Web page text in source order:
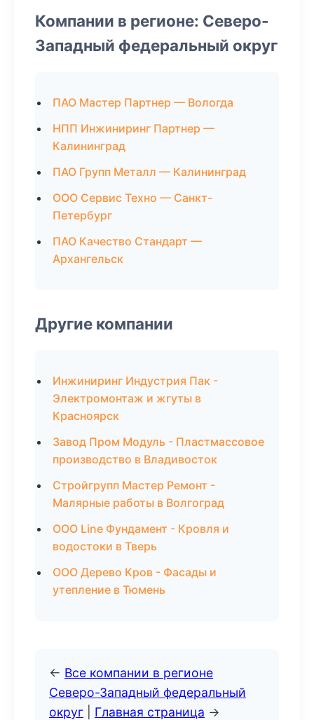
Компании в регионе: Северо-
Западный федеральный округ
ПАО Мастер Партнер — Вологда
НПП Инжиниринг Партнер —
Калининград
ПАО Групп Металл — Калининград
ООО Сервис Техно — Санкт-
Петербург
ПАО Качество Стандарт —
Архангельск
Другие компании
Инжиниринг Индустрия Пак -
Электромонтаж и жгуты в
Красноярск
Завод Пром Модуль - Пластмассовое
производство в Владивосток
Стройгрупп Мастер Ремонт -
Малярные работы в Волгоград
ООО Line Фундамент - Кровля и
водостоки в Тверь
ООО Дерево Кров - Фасады и
утепление в Тюмень
← Все компании в регионе
Северо-Западный федеральный
округ
Главная страница →